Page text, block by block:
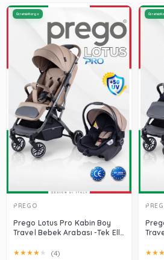
PREGO
Prego Lotus Pro Kabin Boy
Travel Bebek Arabası -Tek Elle
Yağmurluk-Örtü-Kılıf Kahve
★★★★ ★ (4)
Ücretsiz Kargo
★★★
Ücretsiz